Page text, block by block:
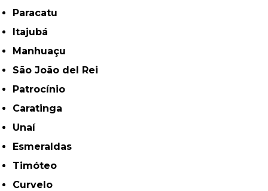
Paracatu
Itajubá
Manhuaçu
São João del Rei
Patrocínio
Caratinga
Unaí
Esmeraldas
Timóteo
Curvelo